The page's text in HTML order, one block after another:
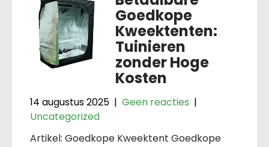
Goedkope
Kweektenten:
Tuinieren
zonder Hoge
Kosten
14 augustus 2025 | Geen reacties |
Uncategorized
Artikel: Goedkope Kweektent Goedkope